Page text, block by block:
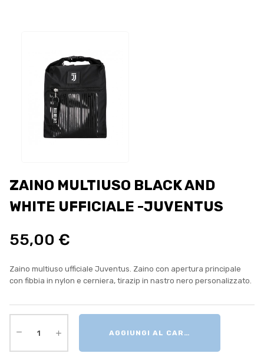
ZAINO MULTIUSO BLACK AND
WHITE UFFICIALE -JUVENTUS
55,00 €
Zaino multiuso ufficiale Juventus. Zaino con apertura principale
con fibbia in nylon e cerniera, tirazip in nastro nero personalizzato.
AGGIUNGI AL CARRELLO